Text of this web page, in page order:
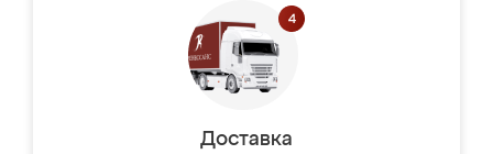
Доставка